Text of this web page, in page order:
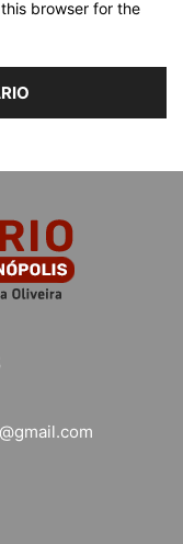
browser for the